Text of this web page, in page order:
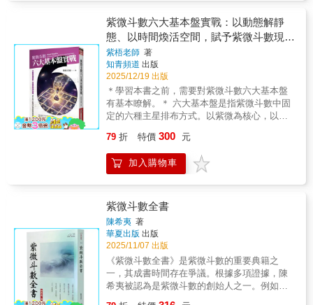
微信著名命理小程序桃桃喜創辦人，國際紫微
學會北京分會會長 羅煒茜／萊雅集團CMO
統，不再陷於千篇一律的斷語，真正讀懂每一
張命盤的靈魂。【對話祕笈】 首創對話式引
導，教你如何精準回應問命者，累積超越常人
的看盤功力。【實戰推演】 深入解析紫微斗數
144種格局，揭開從古至今始終未明說的推算
紫微斗數六大基本盤實戰：以動態解靜
態、以時間煥活空間，賦予紫微斗數現代
命理的意義與實用價值。
紫梧老師 著
知青頻道 出版
2025/12/19 出版
＊學習本書之前，需要對紫微斗數六大基本盤
有基本瞭解。＊ 六大基本盤是指紫微斗數中固
定的六種主星排布方式。以紫微為核心，以十
態解靜態、以時間煥活空間，賦予紫微斗數現
代命理的意義與實用價值。當基本盤的「不
變」遇見時間的「萬變」。格局高低決定命運
看到每一年的故事和吉凶論斷。紫微斗數以紫
微星為核心，以十二宮位為舞臺，以星曜的動
靜交輝為劇本，演繹出個體命運的獨特篇章。
而「六大基本盤」做為紫微斗數的骨架，恰似
六種天生攜帶的「生命原型」--它們是每個人命
盤的底色，決定了星辰能量與宮位共振的最初
旋律。然而，傳統命理研究往往停留於靜態盤
面解讀，忽視了時間流逝中「變易」的深意。
79 折 特價 300 元
加入購物車
紫微斗數全書
陳希夷 著
華夏出版 出版
2025/11/07 出版
《紫微斗數全書》是紫微斗數的重要典籍之
一，其成書時間存在爭議。根據多項證據，陳
希夷被認為是紫微斗數的創始人之一。例如，